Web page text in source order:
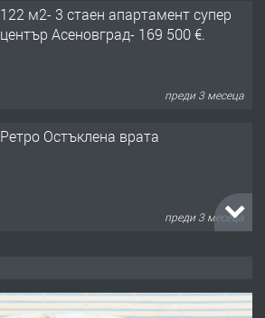
122 м2- 3 стаен апартамент супер
център Асеновград- 169 500 €.
преди 3 месеца
Ретро Остъклена врата
преди 3 месеца